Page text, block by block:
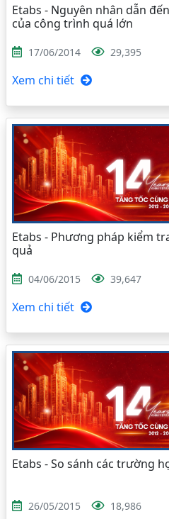
Etabs - Nguyên nhân dẫn
của công trình quá lớn
17/06/2014 29,395
Xem chi tiết
Etabs - Phương pháp kiểm
quả
04/06/2015 39,647
Xem chi tiết
Etabs - So sánh các trường
26/05/2015 18,986